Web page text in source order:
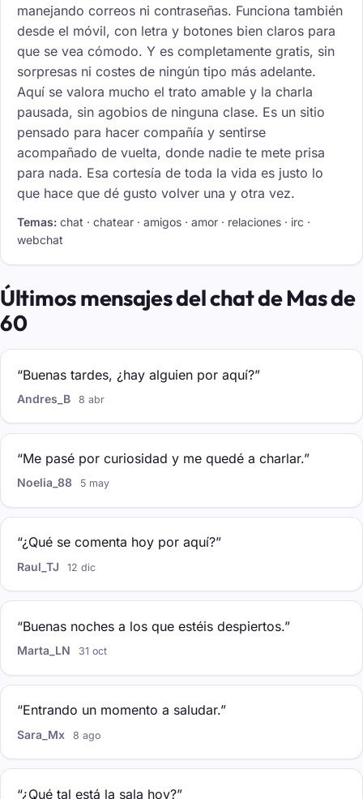
manejando correos ni contraseñas. Funciona también
desde el móvil, con letra y botones bien claros para
que se vea cómodo. Y es completamente gratis, sin
sorpresas ni costes de ningún tipo más adelante.
Aquí se valora mucho el trato amable y la charla
pausada, sin agobios de ninguna clase. Es un sitio
pensado para hacer compañía y sentirse
acompañado de vuelta, donde nadie te mete prisa
para nada. Esa cortesía de toda la vida es justo lo
que hace que dé gusto volver una y otra vez.
Temas: chat · chatear · amigos · amor · relaciones · irc ·
webchat
Últimos mensajes del chat de Mas de
60
“Buenas tardes, ¿hay alguien por aquí?”
Andres_B 8 abr
“Me pasé por curiosidad y me quedé a charlar.”
Noelia_88 5 may
“¿Qué se comenta hoy por aquí?”
Raul_TJ 12 dic
“Buenas noches a los que estéis despiertos.”
Marta_LN 31 oct
“Entrando un momento a saludar.”
Sara_Mx 8 ago
“¿Qué tal está la sala hoy?”